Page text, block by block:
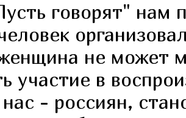
говорят"
не может
в
- россиян,